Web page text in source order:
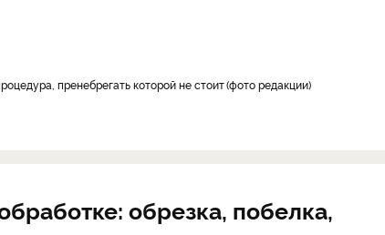
пренебрегать которой не стоит фото редакции
обрезка, побелка,